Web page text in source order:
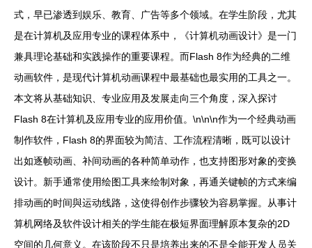
式，早已渗透到娱乐、教育、广告等多个领域。在学生阶段，尤其
是在计算机及应用专业的课程体系中，《计算机动画设计》是一门
兼具理论基础和实践操作的重要课程。而Flash 8作为经典的二维
动画软件，是现代计算机动画课程中最基础也最实用的工具之一。
本文将从基础知识、专业应用及发展走向三个角度，深入探讨
Flash 8在计算机及应用专业的应用价值。\n\n\n作为一个经典动画
制作软件，Flash 8的界面较为简洁、工作流程清晰，既可以设计
出如逐帧动画、补间动画的各种简单动作，也支持图形对象的变换
设计。新手通常使用绘图工具来绘制对象，再通关键帧的方式来编
排动画的时间與运动线路，这使得创作步骤较为容易掌握。从事计
算机网络及软件设计相关的学生能在极短界面理解原本复杂的2D
空间的几何意义。在该阶段不只是培养出来的不是全能开发人员关